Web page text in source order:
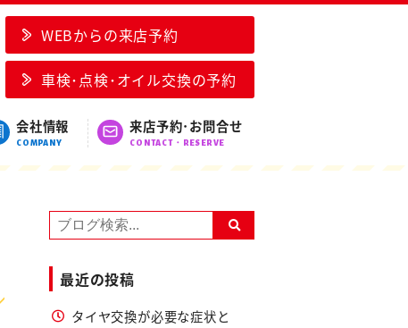
WEBからの来店予約
車検･点検･オイル交換の予約
会社情報
COMPANY
来店予約･お問合せ
CONTACT・RESERVE
最近の投稿
タイヤ交換が必要な症状と